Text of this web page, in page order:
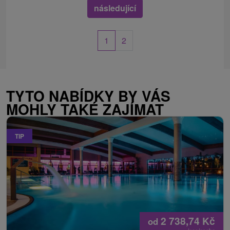
následující
1 2
TYTO NABÍDKY BY VÁS
MOHLY TAKÉ ZAJÍMAT
TIP
od 2 738,74 Kč